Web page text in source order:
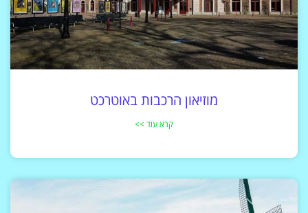
מוזיאון הרכבות באוטרכט
קרא עוד >>